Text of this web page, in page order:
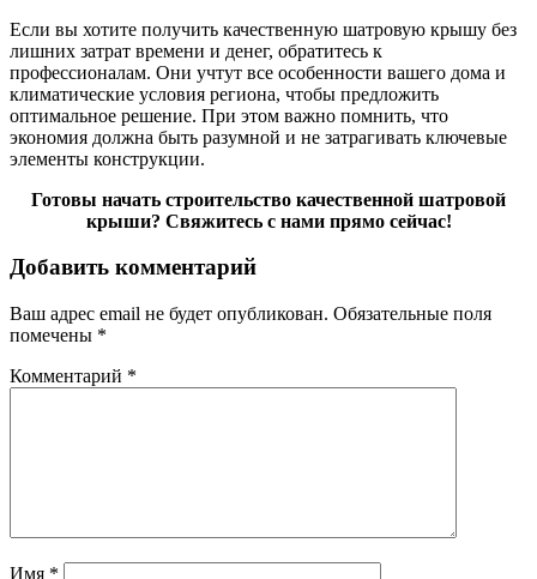
Если вы хотите получить качественную шатровую крышу без
лишних затрат времени и денег, обратитесь к
профессионалам. Они учтут все особенности вашего дома и
климатические условия региона, чтобы предложить
оптимальное решение. При этом важно помнить, что
экономия должна быть разумной и не затрагивать ключевые
элементы конструкции.
Готовы начать строительство качественной шатровой
крыши? Свяжитесь с нами прямо сейчас!
Добавить комментарий
Ваш адрес email не будет опубликован. Обязательные поля
помечены *
Комментарий *
Имя *